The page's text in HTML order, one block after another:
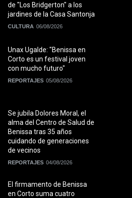
de "Los Bridgerton" a los
jardines de la Casa Santonja
CULTURA 06/08/2026
Unax Ugalde: "Benissa en
Corto es un festival joven
con mucho futuro"
REPORTAJES 05/08/2026
Se jubila Dolores Moral, el
alma del Centro de Salud de
Benissa tras 35 años
cuidando de generaciones
de vecinos
REPORTAJES 04/08/2026
El firmamento de Benissa
en Corto suma cuatro